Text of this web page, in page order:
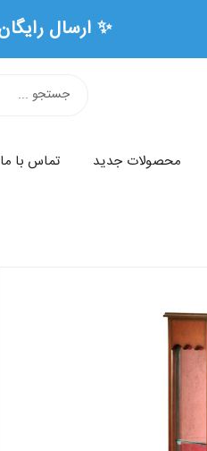
محصولات جدید تماس با ما